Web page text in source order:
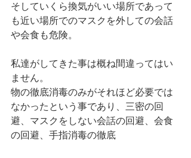
そしていくら換気がいい場所であって
も近い場所でのマスクを外しての会話
や会食も危険。
私達がしてきた事は概ね間違ってはい
ません。
物の徹底消毒のみがそれほど必要では
なかったという事であり、三密の回
避、マスクをしない会話の回避、会食
の回避、手指消毒の徹底